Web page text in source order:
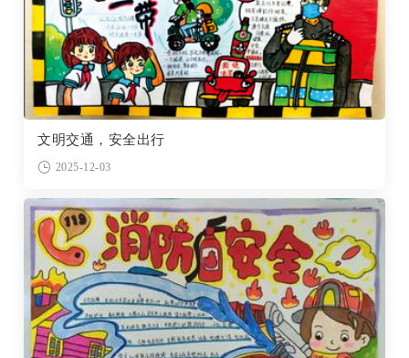
文明交通，安全出行
2025-12-03